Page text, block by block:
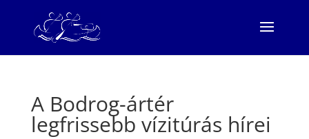
A Bodrog-ártér
legfrissebb vízitúrás hírei